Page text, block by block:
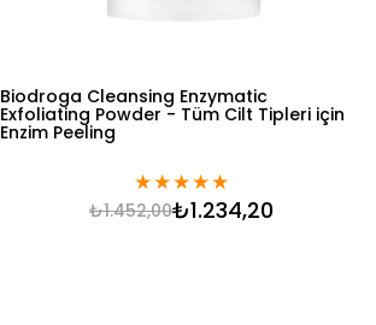
Biodroga Cleansing Enzymatic
Exfoliating Powder - Tüm Cilt Tipleri için
Enzim Peeling
★★★★★
₺1.234,20
₺1.452,00